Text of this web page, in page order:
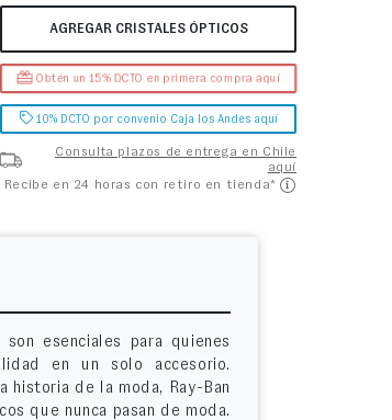
AGREGAR CRISTALES ÓPTICOS
Obtén un 15% DCTO en primera compra aquí
10% DCTO por convenio Caja los Andes aquí
Consulta plazos de entrega en Chile
aquí
Recibe en 24 horas con retiro en tienda*
son esenciales para quienes
en un solo accesorio.
historia de la moda, Ray-Ban
que nunca pasan de moda.